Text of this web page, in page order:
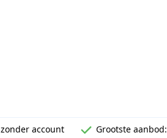
zonder account Grootste aanbod: